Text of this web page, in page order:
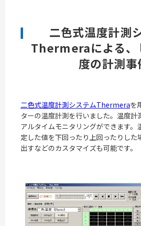
二色式温度計測
Thermeraによる、
度の計測事
二色式温度計測システムThermeraを
ターの温度計測を行いました。温度計
アルタイムモニタリングができます。
定した値を下回ったり上回ったりした
出すなどのカスタマイズも可能です。